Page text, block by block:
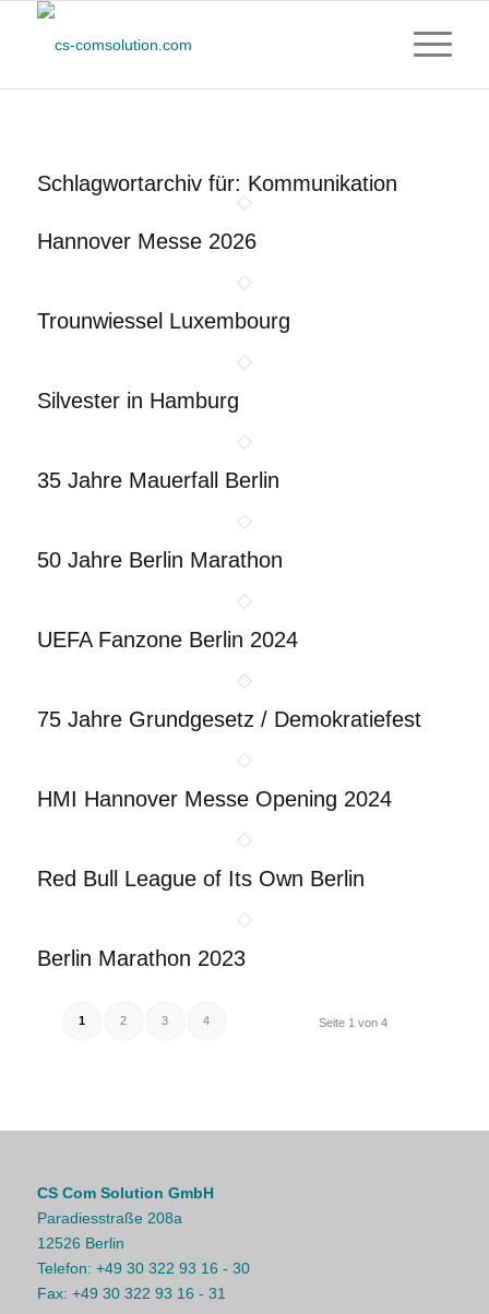
Schlagwortarchiv für: Kommunikation
Hannover Messe 2026
Trounwiessel Luxembourg
Silvester in Hamburg
35 Jahre Mauerfall Berlin
50 Jahre Berlin Marathon
UEFA Fanzone Berlin 2024
75 Jahre Grundgesetz / Demokratiefest
HMI Hannover Messe Opening 2024
Red Bull League of Its Own Berlin
Berlin Marathon 2023
Seite 1 von 4
1 2 3 4
CS Com Solution GmbH
Paradiesstraße 208a
12526 Berlin
Telefon: +49 30 322 93 16 - 30
Fax: +49 30 322 93 16 - 31